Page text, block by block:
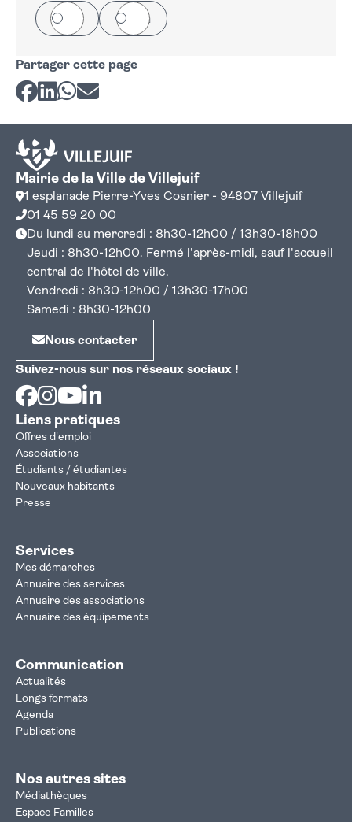
Oui Non
Partager cette page
Partager sur Facebook
Partager sur LinkedIn
Partager sur Whatsapp
Partager par courriel
Mairie de la Ville de Villejuif
1 esplanade Pierre-Yves Cosnier - 94807 Villejuif
01 45 59 20 00
Du lundi au mercredi : 8h30-12h00 / 13h30-18h00
Jeudi : 8h30-12h00. Fermé l'après-midi, sauf l'accueil
central de l'hôtel de ville.
Vendredi : 8h30-12h00 / 13h30-17h00
Samedi : 8h30-12h00
Nous contacter
Suivez-nous sur nos réseaux sociaux !
Facebook
Instagram
Youtube
Liens pratiques
Offres d'emploi
Associations
Étudiants / étudiantes
Nouveaux habitants
Presse
Services
Mes démarches
Annuaire des services
Annuaire des associations
Annuaire des équipements
Communication
Actualités
Longs formats
Agenda
Publications
Nos autres sites
Médiathèques
Espace Familles